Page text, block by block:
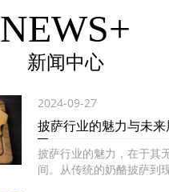
NEWS+
新闻中心
2024-09-27
披萨行业的魅力与未来
披萨行业的魅力，在于其
间。从传统的奶酪披萨到